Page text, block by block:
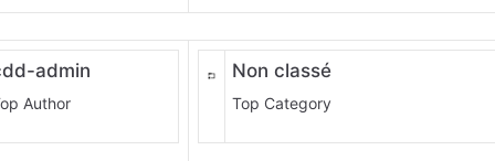
admin
Author
Non classé
Top Category